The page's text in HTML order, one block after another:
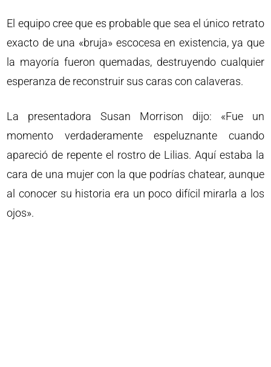
El equipo cree que es probable que sea el único retrato
exacto de una «bruja» escocesa en existencia, ya que
la mayoría fueron quemadas, destruyendo cualquier
esperanza de reconstruir sus caras con calaveras.
La presentadora Susan Morrison dijo: «Fue un
momento verdaderamente espeluznante cuando
apareció de repente el rostro de Lilias. Aquí estaba la
cara de una mujer con la que podrías chatear, aunque
al conocer su historia era un poco difícil mirarla a los
ojos».